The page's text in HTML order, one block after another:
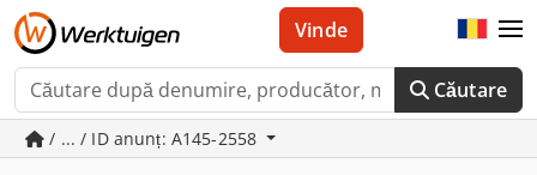
Căutare
Vinde
/ ... / ID anunț: A145-2558